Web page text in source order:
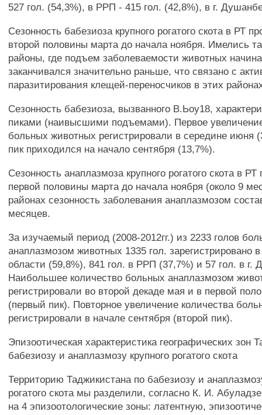
527 гол. (54,3%), в РРП - 415 гол. (42,8%), в г.
Сезонность бабезиоза крупного рогатого скота в РТ
второй половины марта до начала ноября. Имелись
районы, где подъем заболеваемости животных
заканчивался значительно раньше, что связано с
паразитирования клещей-переносчиков в этих
Сезонность бабезиоза, вызванного В.Ьоу18,
пиками (наивысшими подъемами). Первое
больных животных регистрировали в середине июня
пик приходился на начало сентября (13,7%).
Сезонность анаплазмоза крупного рогатого скота в
первой половины марта до начала ноября (около 9
районах сезонность заболевания анаплазмозом
месяцев.
За изучаемый период (2008-2012гг.) из 2233 голов
анаплазмозом животных 1335 гол. зарегистрировано
области (59,8%), 841 гол. в РРП (37,7%) и 57 гол. в г.
Наибольшее количество больных анаплазмозом
регистрировали во второй декаде мая и в первой
(первый пик). Повторное увеличение количества
регистрировали в начале сентября (второй пик).
Эпизоотическая характеристика географических зон
бабезиозу и анаплазмозу крупного рогатого скота
Территорию Таджикистана по бабезиозу и
рогатого скота мы разделили, согласно К. И.
на 4 эпизоотологические зоны: латентную,